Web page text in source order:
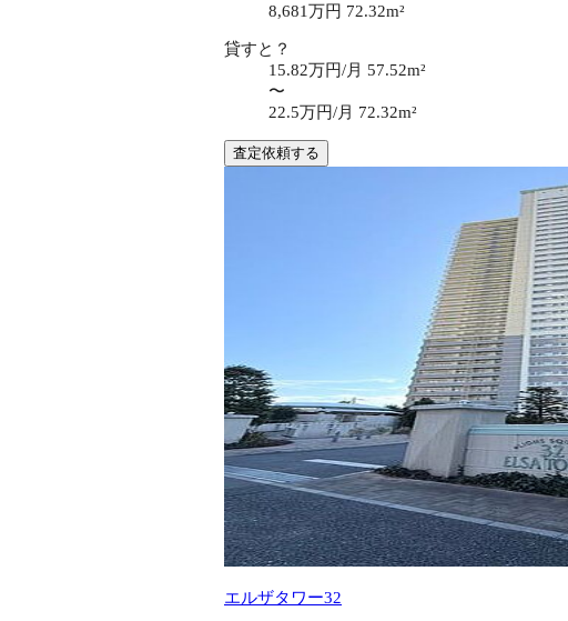
8,681万円 72.32m²
貸すと？
15.82万円/月 57.52m²
〜
22.5万円/月 72.32m²
査定依頼する
エルザタワー32